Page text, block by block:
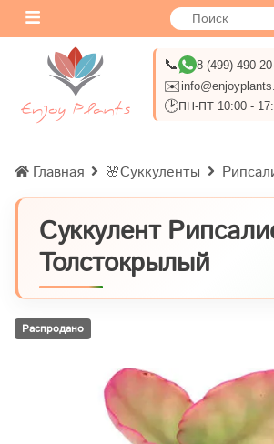
📞 8 (499) 490-
✉️
🕑ПН-ПТ 10:00 -
Главная 🌸Суккуленты
Суккулент
Толстокрылый
Распродано